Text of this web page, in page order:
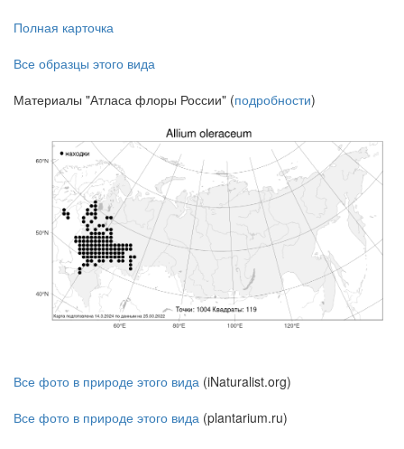
Полная карточка
Все образцы этого вида
Материалы "Атласа флоры России" (подробности)
Все фото в природе этого вида (iNaturalist.org)
Все фото в природе этого вида (plantarium.ru)